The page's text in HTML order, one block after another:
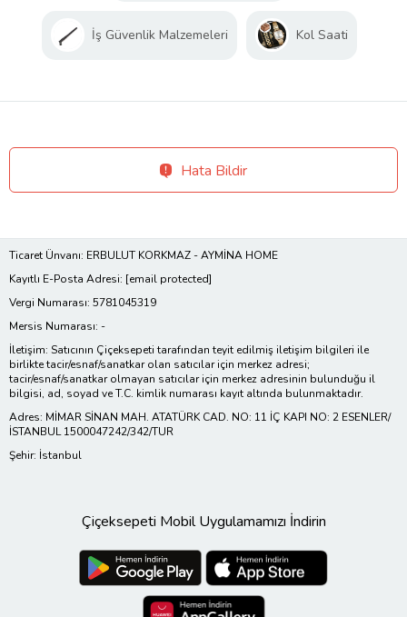
İş Güvenlik Malzemeleri Kol Saati
Hata Bildir
Ticaret Ünvanı: ERBULUT KORKMAZ - AYMİNA HOME
Kayıtlı E-Posta Adresi: [email protected]
Vergi Numarası: 5781045319
Mersis Numarası: -
İletişim: Satıcının Çiçeksepeti tarafından teyit edilmiş iletişim bilgileri ile
birlikte tacir/esnaf/sanatkar olan satıcılar için merkez adresi;
tacir/esnaf/sanatkar olmayan satıcılar için merkez adresinin bulunduğu il
bilgisi, ad, soyad ve T.C. kimlik numarası kayıt altında bulunmaktadır.
Adres: MİMAR SİNAN MAH. ATATÜRK CAD. NO: 11 İÇ KAPI NO: 2 ESENLER/
İSTANBUL 1500047242/342/TUR
Şehir: İstanbul
Çiçeksepeti Mobil Uygulamamızı İndirin